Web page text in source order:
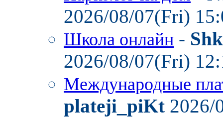
2026/08/07(Fri)
Школа онлайн -
2026/08/07(Fri)
Международные
plateji_piKt 2026/